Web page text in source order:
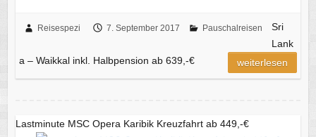
Reisespezi 7. September 2017 Pauschalreisen
Sri
Lank
a – Waikkal inkl. Halbpension ab 639,-€
weiterlesen
Lastminute MSC Opera Karibik Kreuzfahrt ab 449,-€